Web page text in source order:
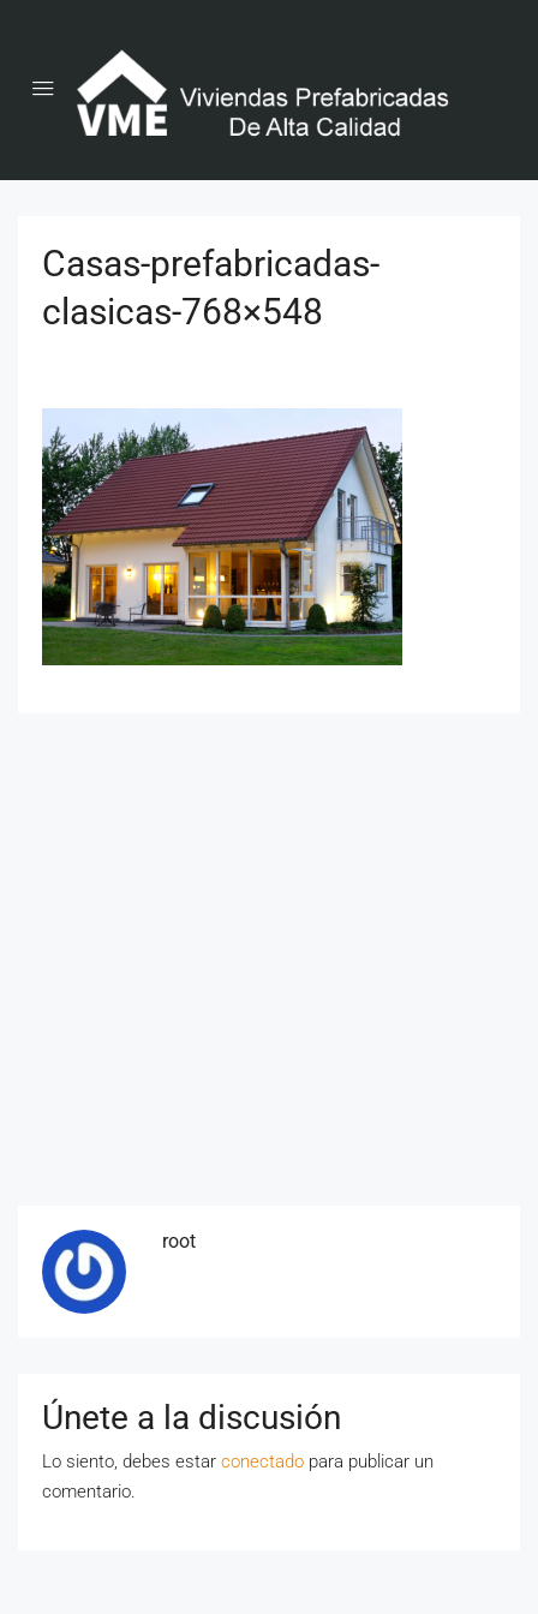
Casas-prefabricadas-
clasicas-768×548
root
Únete a la discusión
Lo siento, debes estar conectado para publicar un
comentario.